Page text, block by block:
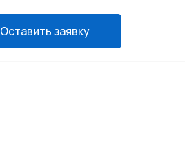
Оставить заявку